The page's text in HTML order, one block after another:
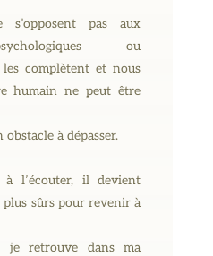
s’opposent pas aux
ou
complètent et nous
humain ne peut être
obstacle à dépasser.
à l’écouter, il devient
plus sûrs pour revenir à
je retrouve dans ma